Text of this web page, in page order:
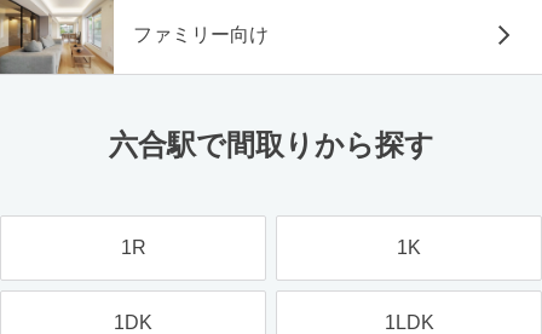
ファミリー向け
六合駅で間取りから探す
1R 1K
1DK 1LDK